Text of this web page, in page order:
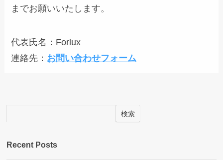
までお願いいたします。
代表氏名：Forlux
連絡先： お問い合わせフォーム
検索
Recent Posts